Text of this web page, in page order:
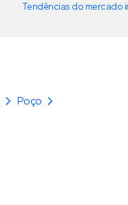
Tendências do mercado
Poço